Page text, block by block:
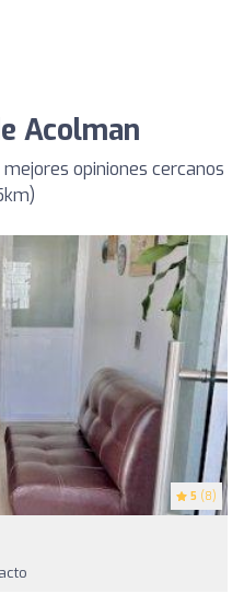
Acolman
opiniones cercanos
5 (8)